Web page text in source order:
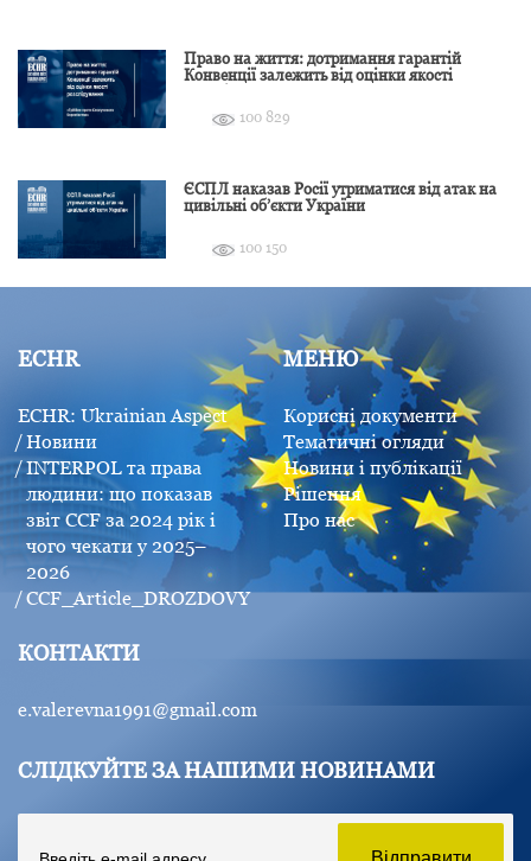
Право на життя: дотримання гарантій
Конвенції залежить від оцінки якості
100 829
ЄСПЛ наказав Росії утриматися від атак на
цивільні об’єкти України
100 150
ECHR
ECHR: Ukrainian Aspect
Новини
INTERPOL та права
людини: що показав
звіт CCF за 2024 рік і
чого чекати у 2025–
2026
CCF_Article_DROZDOVY
МЕНЮ
Корисні документи
Тематичні огляди
Новини і публікації
Рішення
Про нас
КОНТАКТИ
e.valerevna1991@gmail.com
СЛІДКУЙТЕ ЗА НАШИМИ НОВИНАМИ